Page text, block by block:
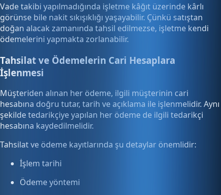
Vade takibi yapılmadığında işletme kâğıt üzerinde kârlı
görünse bile nakit sıkışıklığı yaşayabilir. Çünkü satıştan
doğan alacak zamanında tahsil edilmezse, işletme kendi
ödemelerini yapmakta zorlanabilir.
Tahsilat ve Ödemelerin Cari Hesaplara
İşlenmesi
Müşteriden alınan her ödeme, ilgili müşterinin cari
hesabına doğru tutar, tarih ve açıklama ile işlenmelidir. Aynı
şekilde tedarikçiye yapılan her ödeme de ilgili tedarikçi
hesabına kaydedilmelidir.
Tahsilat ve ödeme kayıtlarında şu detaylar önemlidir:
İşlem tarihi
Ödeme yöntemi